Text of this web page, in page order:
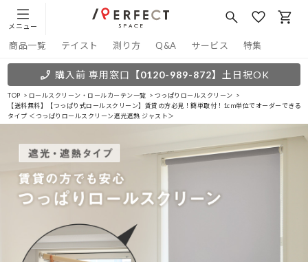
メニュー
商品一覧 テイスト 測り方 Q&A サービス 特集
購入前 専用窓口 【0120-989-872】 土日祝OK
TOP ロールスクリーン・ロールカーテン一覧
つっぱりロールスクリーン
【送料無料】【つっぱり式ロールスクリーン】賃貸の方必見！簡単取付！1cm単位でオーダーできる
タイプ ＜つっぱりロールスクリーン遮光遮熱 ジャスト＞